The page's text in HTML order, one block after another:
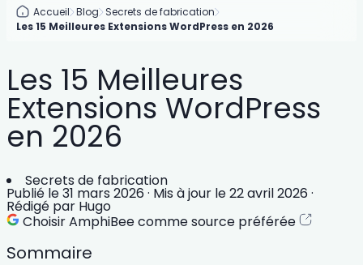
Accueil Blog Secrets de fabrication
Les 15 Meilleures Extensions WordPress en 2026
Les 15 Meilleures
Extensions WordPress
en 2026
Secrets de fabrication
Publié le31 mars 2026 · Mis à jour le22 avril 2026 ·
Rédigé par Hugo
Choisir AmphiBee comme source préférée
Sommaire